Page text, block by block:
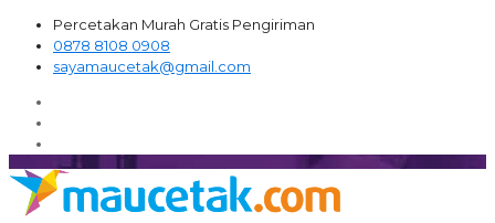
Percetakan Murah Gratis Pengiriman
0878 8108 0908
sayamaucetak@gmail.com